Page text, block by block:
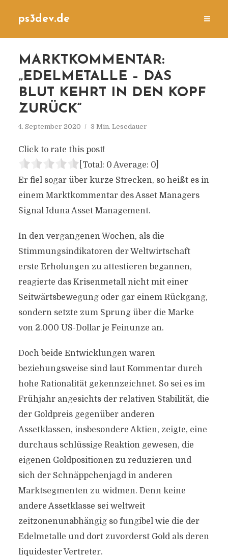
ps3dev.de
MARKTKOMMENTAR:
„EDELMETALLE – DAS
BLUT KEHRT IN DEN KOPF
ZURÜCK“
4. September 2020 3 Min. Lesedauer
Click to rate this post!
[Total: 0 Average: 0]
Er fiel sogar über kurze Strecken, so heißt es in
einem Marktkommentar des Asset Managers
Signal Iduna Asset Management.
In den vergangenen Wochen, als die
Stimmungsindikatoren der Weltwirtschaft
erste Erholungen zu attestieren begannen,
reagierte das Krisenmetall nicht mit einer
Seitwärtsbewegung oder gar einem Rückgang,
sondern setzte zum Sprung über die Marke
von 2.000 US-Dollar je Feinunze an.
Doch beide Entwicklungen waren
beziehungsweise sind laut Kommentar durch
hohe Rationalität gekennzeichnet. So sei es im
Frühjahr angesichts der relativen Stabilität, die
der Goldpreis gegenüber anderen
Assetklassen, insbesondere Aktien, zeigte, eine
durchaus schlüssige Reaktion gewesen, die
eigenen Goldpositionen zu reduzieren und
sich der Schnäppchenjagd in anderen
Marktsegmenten zu widmen. Denn keine
andere Assetklasse sei weltweit
zeitzonenunabhängig so fungibel wie die der
Edelmetalle und dort zuvorderst Gold als deren
liquidester Vertreter.